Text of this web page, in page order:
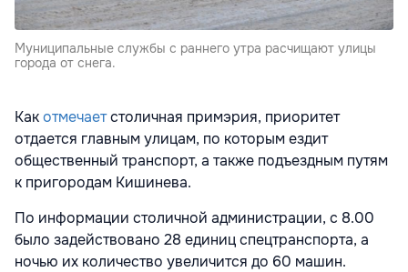
Муниципальные службы с раннего утра расчищают улицы
города от снега.
Какотмечаетстоличная примэрия, приоритет
отдается главным улицам, по которым ездит
общественный транспорт, а также подъездным путям
к пригородам Кишинева.
По информации столичной администрации, с 8.00
было задействовано 28 единиц спецтранспорта, а
ночью их количество увеличится до 60 машин.